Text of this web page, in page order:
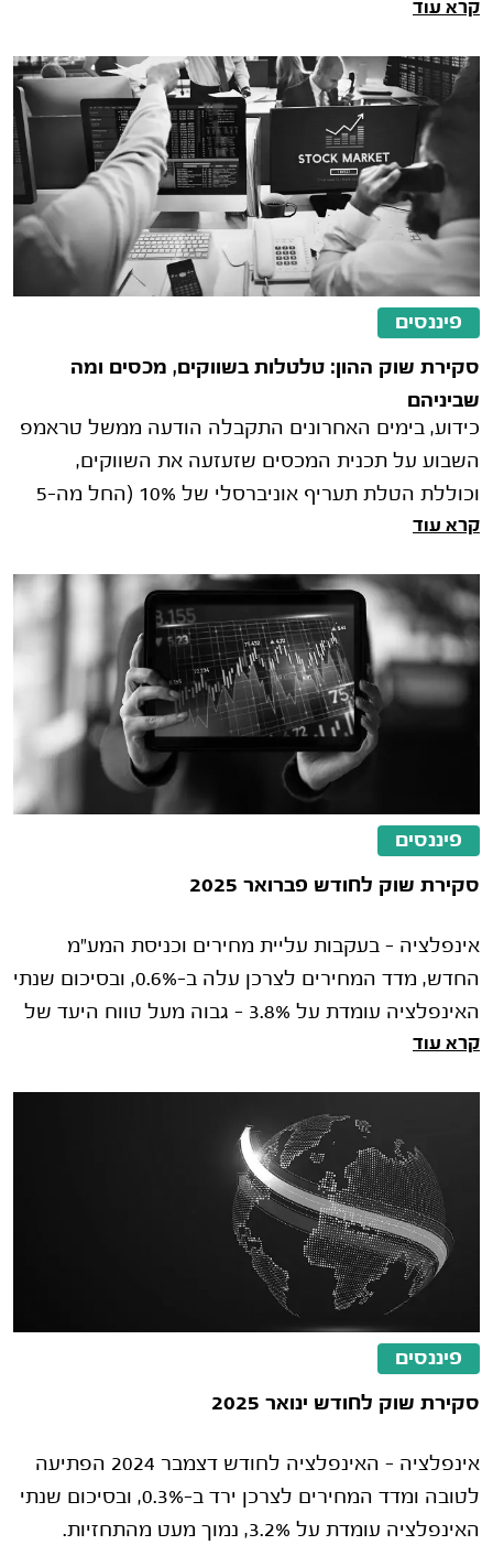
מעורבים, אך חזרת המשקיעים הזר
קרא עוד
פיננסים
סקירת שוק ההון: טלטלות בשווקים, מכסים ומה
שביניהם
כידוע, בימים האחרונים התקבלה הודעה ממשל טראמפ
השבוע על תכנית המכסים שזעזעה את השווקים,
וכוללת הטלת תעריף אוניברסלי של 10% (החל מה-5
באפריל), יותר מפי שלושה מהשיעור האפק�
קרא עוד
פיננסים
סקירת שוק לחודש פברואר 2025
אינפלציה – בעקבות עליית מחירים וכניסת המע"מ
החדש, מדד המחירים לצרכן עלה ב-0.6%, ובסיכום שנתי
האינפלציה עומדת על 3.8% - גבוה מעל טווח היעד של
בנק ישראל (1%-3%). ריבית – בנק י�
קרא עוד
פיננסים
סקירת שוק לחודש ינואר 2025
אינפלציה - האינפלציה לחודש דצמבר 2024 הפתיעה
לטובה ומדד המחירים לצרכן ירד ב-0.3%, ובסיכום שנתי
האינפלציה עומדת על 3.2%, נמוך מעט מהתחזיות.